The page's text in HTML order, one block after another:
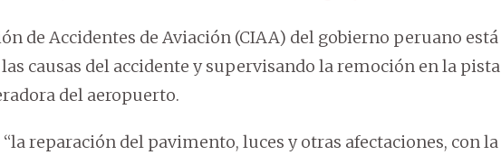
de Accidentes de Aviación (CIAA) del gobierno peruano está
causas del accidente y supervisando la remoción en la pista
del aeropuerto.
reparación del pavimento, luces y otras afectaciones, con la